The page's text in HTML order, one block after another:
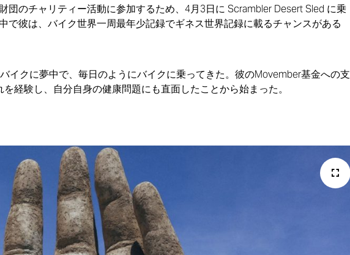
団のチャリティー活動に参加するため、4月3日に Scrambler Desert Sled に乗
で彼は、バイク世界一周最年少記録でギネス世界記録に載るチャンスがある
イクに夢中で、毎日のようにバイクに乗ってきた。彼のMovember基金への支
経験し、自分自身の健康問題にも直面したことから始まった。